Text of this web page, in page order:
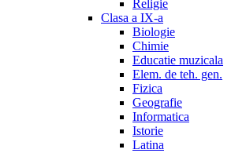
Religie
Clasa a IX-a
Biologie
Chimie
Educatie muzicala
Elem. de teh. gen.
Fizica
Geografie
Informatica
Istorie
Latina